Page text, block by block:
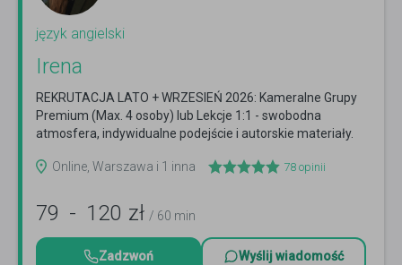
język angielski
Irena
REKRUTACJA LATO + WRZESIEŃ 2026: Kameralne Grupy
Premium (Max. 4 osoby) lub Lekcje 1:1 - swobodna
atmosfera, indywidualne podejście i autorskie materiały.
Online, Warszawa i 1 inna
78 opinii
79 - 120 zł / 60 min
Zadzwoń Wyślij wiadomość